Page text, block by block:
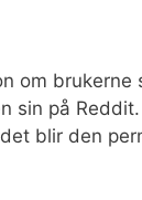
om brukerne
sin på
blir den